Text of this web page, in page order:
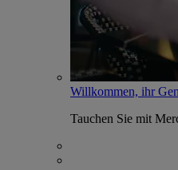
Willkommen, ihr
Tauchen Sie mit